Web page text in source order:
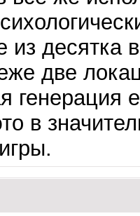
из
две
генерация
в